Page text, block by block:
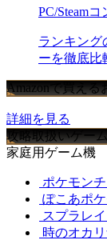
PC/Steam
ランキング
ーを徹底比
Amazonで買える
詳細を見る
攻略取扱いゲー
家庭用ゲーム機
ポケモン
ぽこあポ
スプラレ
時のオカ